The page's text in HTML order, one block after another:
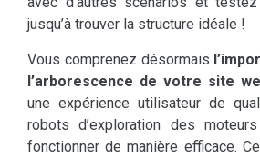
jusqu’à trouver la structure idéale !
Vous comprenez désormais
l’arborescence de votre site
une expérience utilisateur de
robots d’exploration des
fonctionner de manière efficace.